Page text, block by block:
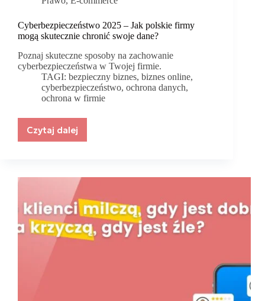
Cyberbezpieczeństwo 2025 – Jak polskie firmy
mogą skutecznie chronić swoje dane?
Poznaj skuteczne sposoby na zachowanie
cyberbezpieczeństwa w Twojej firmie.
TAGI: bezpieczny biznes,biznes online,
cyberbezpieczeństwo, ochrona danych,
ochrona w firmie
Czytaj dalejCyberbezpieczeństwo
polskie
mogą
skutecznie
chronić
swoje
dane?